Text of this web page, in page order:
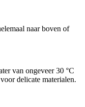
naar boven of
van ongeveer 30 °C
delicate materialen.